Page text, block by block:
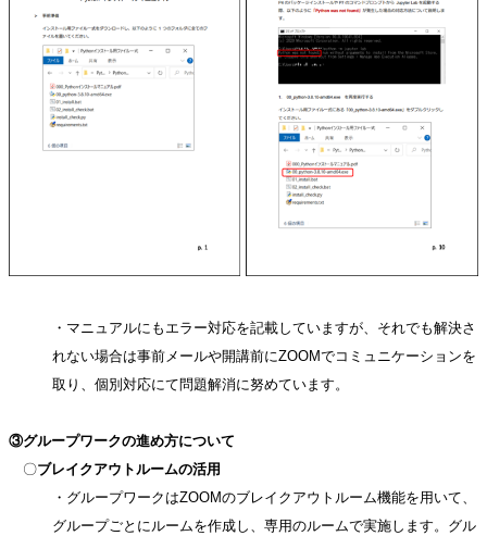
・マニュアルにもエラー対応を記載していますが、それでも解決さ
れない場合は事前メールや開講前にZOOMでコミュニケーションを
取り、個別対応にて問題解消に努めています。
③グループワークの進め方について
〇ブレイクアウトルームの活用
・グループワークはZOOMのブレイクアウトルーム機能を用いて、
グループごとにルームを作成し、専用のルームで実施します。グル